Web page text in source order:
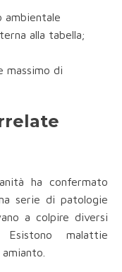
ambientale
alla tabella;
massimo di
ha confermato
serie di patologie
a colpire diversi
malattie